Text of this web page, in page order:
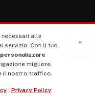
×
necessari alla
servizio. Con il tuo
personalizzare
migliore,
il nostro traffico.
Privacy Policy